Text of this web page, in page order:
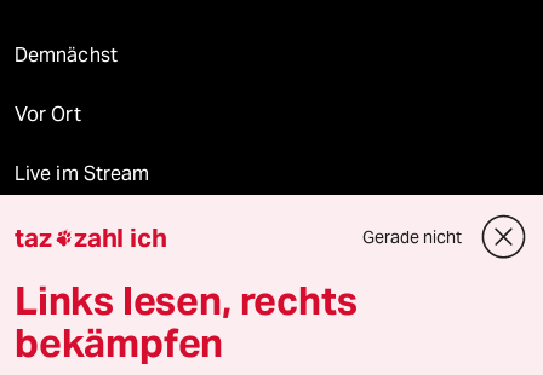
Demnächst
Vor Ort
Live im Stream
Vergangene
taz lab 2027
taz zahl ich Gerade nicht
Links lesen, rechts
bekämpfen